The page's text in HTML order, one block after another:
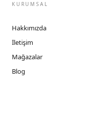
KURUMSAL
Hakkımızda
İletişim
Mağazalar
Blog